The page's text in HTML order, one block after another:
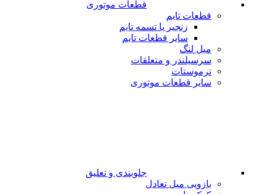
قطعات موتوری
قطعات تایم
زنجیر یا تسمه تایم
سایر قطعات تایم
میل لنگ
سرسیلندر و متعلقات
ترموستات
سایر قطعات موتوری
جلوبندی و تعلیق
بازویی میل تعادل